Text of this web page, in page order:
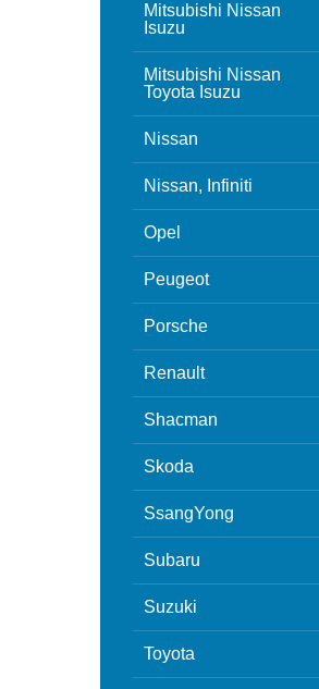
Mitsubishi Nissan
Isuzu
Mitsubishi Nissan
Toyota Isuzu
Nissan
Nissan, Infiniti
Opel
Peugeot
Porsche
Renault
Shacman
Skoda
SsangYong
Subaru
Suzuki
Toyota